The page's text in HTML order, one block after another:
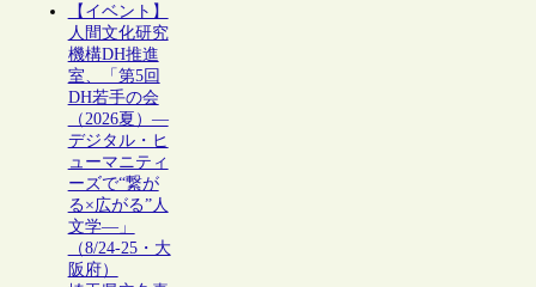
【イベント】
人間文化研究
機構DH推進
室、「第5回
DH若手の会
（2026夏）―
デジタル・ヒ
ューマニティ
ーズで“繋が
る×広がる”人
文学―」
（8/24-25・大
阪府）